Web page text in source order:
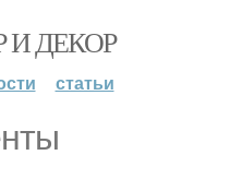
И ДЕКОР
статьи